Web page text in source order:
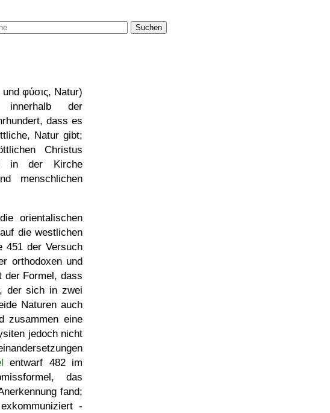
Suchen
φύσις, Natur)
innerhalb der
dass es
Natur gibt;
Christus
in der Kirche
menschlichen
orientalischen
die westlichen
451 der Versuch
orthodoxen und
der Formel, dass
der sich in zwei
Naturen auch
zusammen eine
jedoch nicht
entwarf 482 im
das
fand;
exkommuniziert -